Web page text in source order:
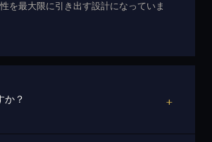
を最大限に引き出す設計になっていま
か？ +